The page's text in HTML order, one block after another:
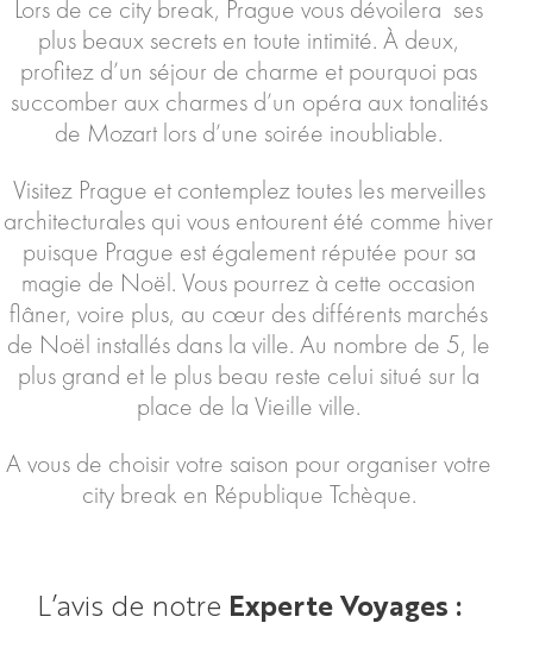
Lors de ce city break, Prague vous dévoilera ses
plus beaux secrets en toute intimité. À deux,
profitez d’un séjour de charme et pourquoi pas
succomber aux charmes d’un opéra aux tonalités
de Mozart lors d’une soirée inoubliable.
Visitez Prague et contemplez toutes les merveilles
architecturales qui vous entourent été comme hiver
puisque Prague est également réputée pour sa
magie de Noël. Vous pourrez à cette occasion
flâner, voire plus, au cœur des différents marchés
de Noël installés dans la ville. Au nombre de 5, le
plus grand et le plus beau reste celui situé sur la
place de la Vieille ville.
A vous de choisir votre saison pour organiser votre
city break en République Tchèque.
L’avis de notre Experte Voyages :